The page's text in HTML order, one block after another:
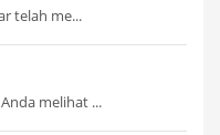
telah me...
melihat ...